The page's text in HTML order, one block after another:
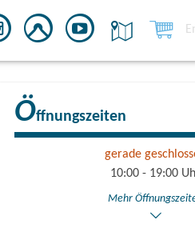
Öffnungszeiten
gerade
10:00 - 19:00
Mehr